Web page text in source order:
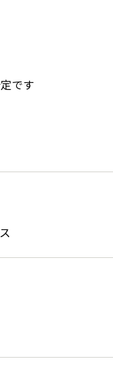
です